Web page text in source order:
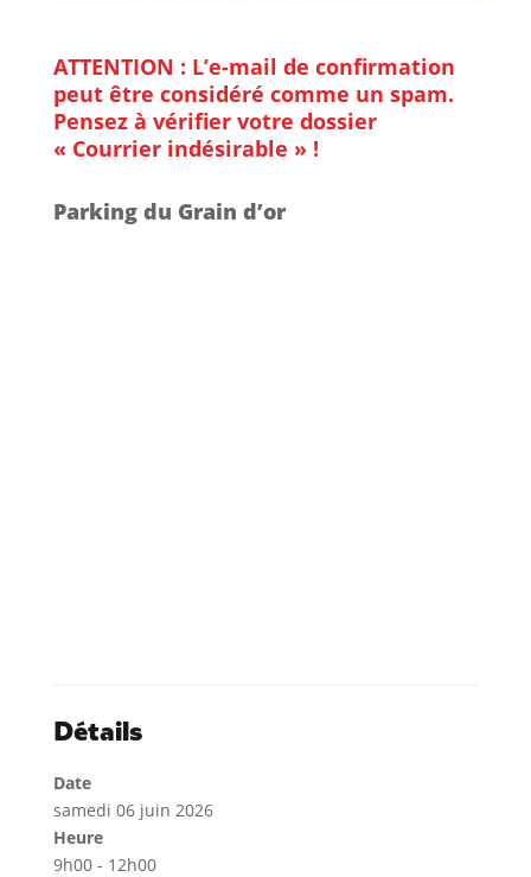
ATTENTION : L’e-mail de confirmation
peut être considéré comme un spam.
Pensez à vérifier votre dossier
« Courrier indésirable » !
Parking du Grain d’or
Détails
Date
samedi 06 juin 2026
Heure
9h00 - 12h00